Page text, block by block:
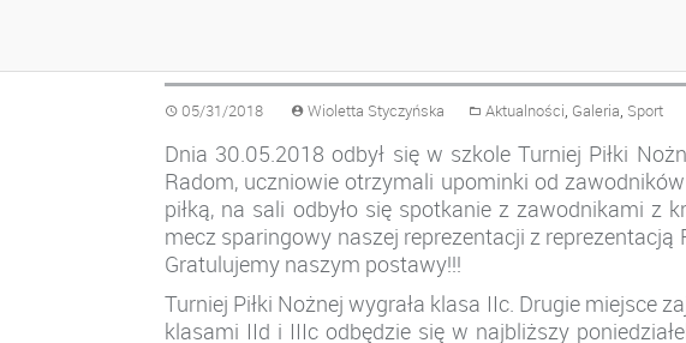
05/31/2018 Wioletta Styczyńska Aktualności, Galeria, Sport
Dnia 30.05.2018 odbył się w szkole Turniej Piłki
Radom, uczniowie otrzymali upominki od
piłką, na sali odbyło się spotkanie z zawodnikami z
mecz sparingowy naszej reprezentacji z
Gratulujemy naszym postawy!!!
Turniej Piłki Nożnej wygrała klasa IIc. Drugie miejsce
klasami IId i IIIc odbędzie się w najbliższy